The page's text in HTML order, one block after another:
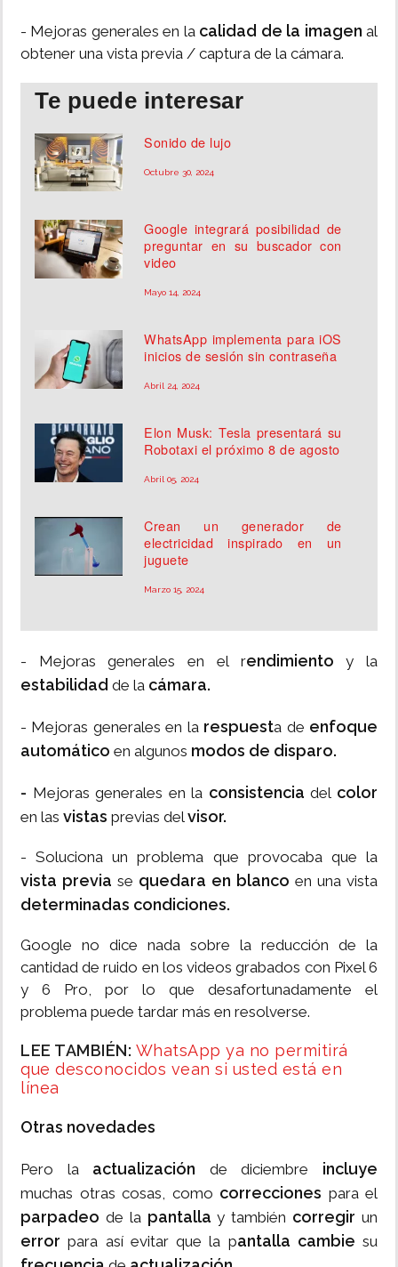
- Mejoras generales en lacalidad de la imagen al
obtener una vista previa / captura de la cámara.
Te puede interesar
Sonido de lujo
Octubre 30, 2024
Google integrará posibilidad de
preguntar en su buscador con
video
Mayo 14, 2024
WhatsApp implementa para iOS
inicios de sesión sin contraseña
Abril 24, 2024
Elon Musk: Tesla presentará su
Robotaxi el próximo 8 de agosto
Abril 05, 2024
Crean un generador de
electricidad inspirado en un
juguete
Marzo 15, 2024
- Mejoras generales en el rendimiento y la
estabilidad de la cámara.
- Mejoras generales en la respuesta de enfoque
automático en algunos modos de disparo.
- Mejoras generales en la consistencia del color
en las vistas previas delvisor.
- Soluciona un problema que provocaba que la
vista previa se quedara en blanco en una vista
determinadas condiciones.
Google no dice nada sobre la reducción de la
cantidad de ruido en los videos grabados con Pixel 6
y 6 Pro, por lo que desafortunadamente el
problema puede tardar más en resolverse.
LEE TAMBIÉN: WhatsApp ya no permitirá
que desconocidos vean si usted está en
línea
Otras novedades
Pero laactualización de diciembre incluye
muchas otras cosas, como correcciones para el
parpadeo de la pantallay también corregirun
errorpara así evitar que la pantalla cambie su